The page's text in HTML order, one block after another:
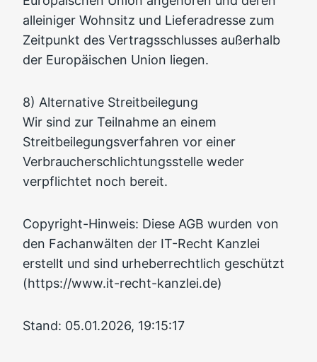
alleiniger Wohnsitz und Lieferadresse zum
Zeitpunkt des Vertragsschlusses außerhalb
der Europäischen Union liegen.
8) Alternative Streitbeilegung
Wir sind zur Teilnahme an einem
Streitbeilegungsverfahren vor einer
Verbraucherschlichtungsstelle weder
verpflichtet noch bereit.
Copyright-Hinweis: Diese AGB wurden von
den Fachanwälten der IT-Recht Kanzlei
erstellt und sind urheberrechtlich geschützt
(https://www.it-recht-kanzlei.de)
Stand: 05.01.2026, 19:15:17